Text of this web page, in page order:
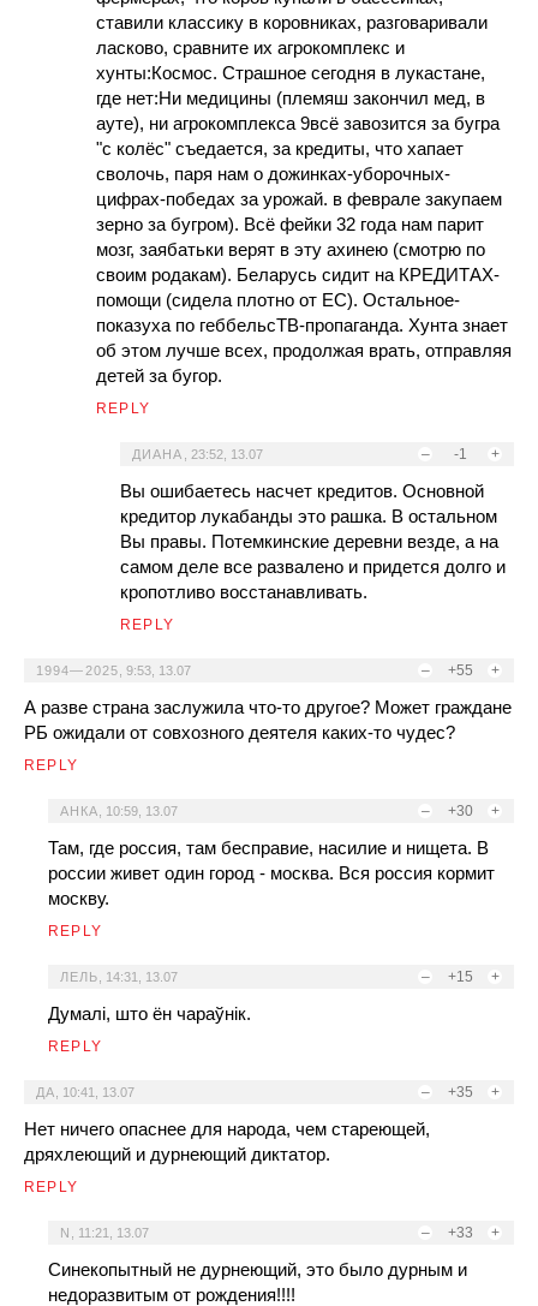
ставили классику в коровниках, разговаривали
ласково, сравните их агрокомплекс и
хунты:Космос. Страшное сегодня в лукастане,
где нет:Ни медицины (племяш закончил мед, в
ауте), ни агрокомплекса 9всё завозится за бугра
"с колёс" съедается, за кредиты, что хапает
сволочь, паря нам о дожинках-уборочных-
цифрах-победах за урожай. в феврале закупаем
зерно за бугром). Всё фейки 32 года нам парит
мозг, заябатьки верят в эту ахинею (смотрю по
своим родакам). Беларусь сидит на КРЕДИТАХ-
помощи (сидела плотно от ЕС). Остальное-
показуха по геббельсТВ-пропаганда. Хунта знает
об этом лучше всех, продолжая врать, отправляя
детей за бугор.
REPLY
– -1 +
ДИАНА 23:52, 13.07
Вы ошибаетесь насчет кредитов. Основной
кредитор лукабанды это рашка. В остальном
Вы правы. Потемкинские деревни везде, а на
самом деле все развалено и придется долго и
кропотливо восстанавливать.
REPLY
– +55 +
1994—2025 9:53, 13.07
А разве страна заслужила что-то другое? Может граждане
РБ ожидали от совхозного деятеля каких-то чудес?
REPLY
– +30 +
АНКА 10:59, 13.07
Там, где россия, там бесправие, насилие и нищета. В
россии живет один город - москва. Вся россия кормит
москву.
REPLY
– +15 +
ЛЕЛЬ 14:31, 13.07
Думалі, што ён чараўнік.
REPLY
– +35 +
ДА 10:41, 13.07
Нет ничего опаснее для народа, чем стареющей,
дряхлеющий и дурнеющий диктатор.
REPLY
– +33 +
N 11:21, 13.07
Синекопытный не дурнеющий, это было дурным и
недоразвитым от рождения!!!!